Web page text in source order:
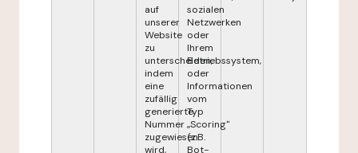
auf
unserer
Website
zu
unterscheiden,
indem
eine
zufällig
generierte
Nummer
zugewiesen
wird,
sozialen
Netzwerken
oder
Ihrem
Betriebssystem,
oder
Informationen
vom
Typ
„Scoring"
(z.B.
Bot-